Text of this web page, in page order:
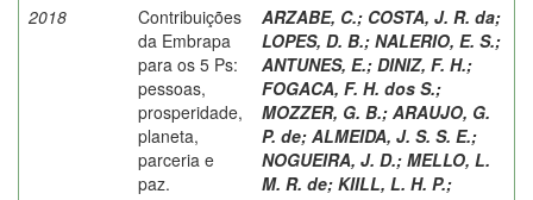
2018
Contribuições
da Embrapa
para os 5 Ps:
pessoas,
prosperidade,
planeta,
parceria e
paz.
ARZABE, C.; COSTA, J. R. da;
LOPES, D. B.; NALERIO, E. S.;
ANTUNES, E.; DINIZ, F. H.;
FOGACA, F. H. dos S.;
MOZZER, G. B.; ARAUJO, G.
P. de; ALMEIDA, J. S. S. E.;
NOGUEIRA, J. D.; MELLO, L.
M. R. de; KIILL, L. H. P.;